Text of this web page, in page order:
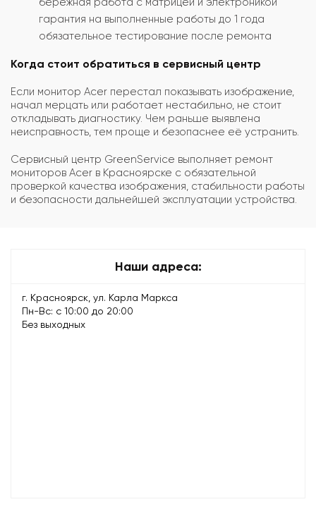
гарантия на выполненные работы до 1 года
обязательное тестирование после ремонта
Когда стоит обратиться в сервисный центр
Если монитор Acer перестал показывать изображение,
начал мерцать или работает нестабильно, не стоит
откладывать диагностику. Чем раньше выявлена
неисправность, тем проще и безопаснее её устранить.
Сервисный центр GreenService выполняет ремонт
мониторов Acer в Красноярске с обязательной
проверкой качества изображения, стабильности работы
и безопасности дальнейшей эксплуатации устройства.
Наши адреса:
г. Красноярск, ул. Карла Маркса
Пн-Вс: с 10:00 до 20:00
Без выходных